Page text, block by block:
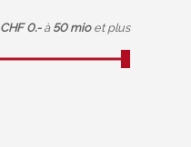
CHF 0.- à 50 mio et plus